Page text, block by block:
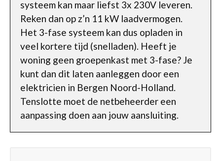
systeem kan maar liefst 3x 230V leveren.
Reken dan op z’n 11 kW laadvermogen.
Het 3-fase systeem kan dus opladen in
veel kortere tijd (snelladen). Heeft je
woning geen groepenkast met 3-fase? Je
kunt dan dit laten aanleggen door een
elektricien in Bergen Noord-Holland.
Tenslotte moet de netbeheerder een
aanpassing doen aan jouw aansluiting.